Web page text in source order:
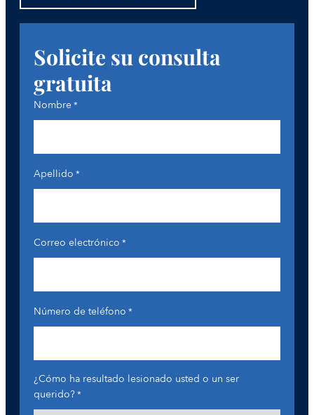
Solicite su consulta
gratuita
Nombre*
Apellido *
Correo electrónico *
Número de teléfono *
¿Cómo ha resultado lesionado usted o un ser
querido?*